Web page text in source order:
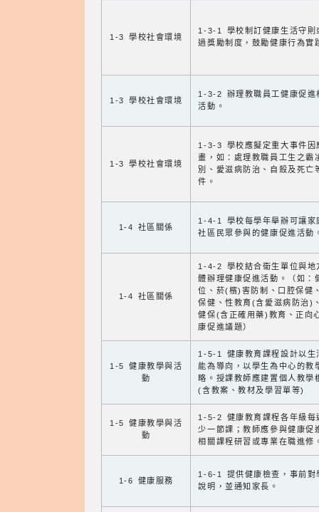
1-3 學校社會環境
1-3-1 學校制訂健康生活守則
過獎勵制度，鼓勵健康行為實
1-3 學校社會環境
1-3-2 辦理教職員工健康促進
活動。
1-3 學校社會環境
1-3-3 學校應擬定重大事件因
畫，如：處理教職員工生之霸
別、愛滋病防治、自殺及死亡
件。
1-4 社區關係
1-4-1 學校每學年舉辦可讓家
社區民眾參與的健康促進活動
1-4 社區關係
1-4-2 學校結合衛生單位與地
體辦理健康促進活動。（如：
位、菸(檳)害防制、口腔保健
保健、性教育(含愛滋病防治)
健保(含正確用藥)教育、正向
康促進議題）
1-5 健康教學與活
動
1-5-1 健康教育課程設計以生
能為導向，以學生為中心的教
略。授課教師應建置個人教學
(含教案、教材及學習單等)
1-5 健康教學與活
動
1-5-2 健康教育課程各年級每
少一節課；教師應參與健康促
相關課程研習或專業在職進修
1-6 健康服務
1-6-1 提供健康檢查，事前對
說明，並通知家長。